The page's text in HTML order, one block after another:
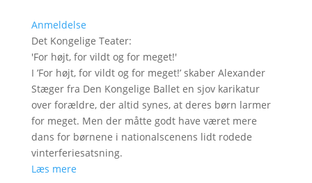
Anmeldelse
Det Kongelige Teater:
'For højt, for vildt og for meget!'
I ’For højt, for vildt og for meget!’ skaber Alexander
Stæger fra Den Kongelige Ballet en sjov karikatur
over forældre, der altid synes, at deres børn larmer
for meget. Men der måtte godt have været mere
dans for børnene i nationalscenens lidt rodede
vinterferiesatsning.
Læs mere